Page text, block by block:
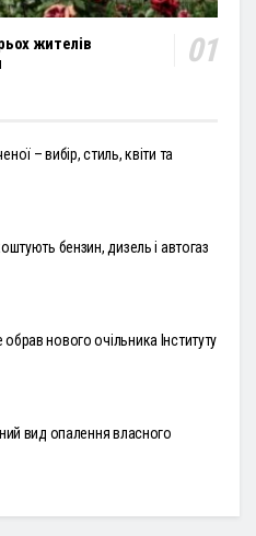
жителів
– вибір, стиль, квіти та
бензин, дизель і автогаз
нового очільника Інституту
вид опалення власного